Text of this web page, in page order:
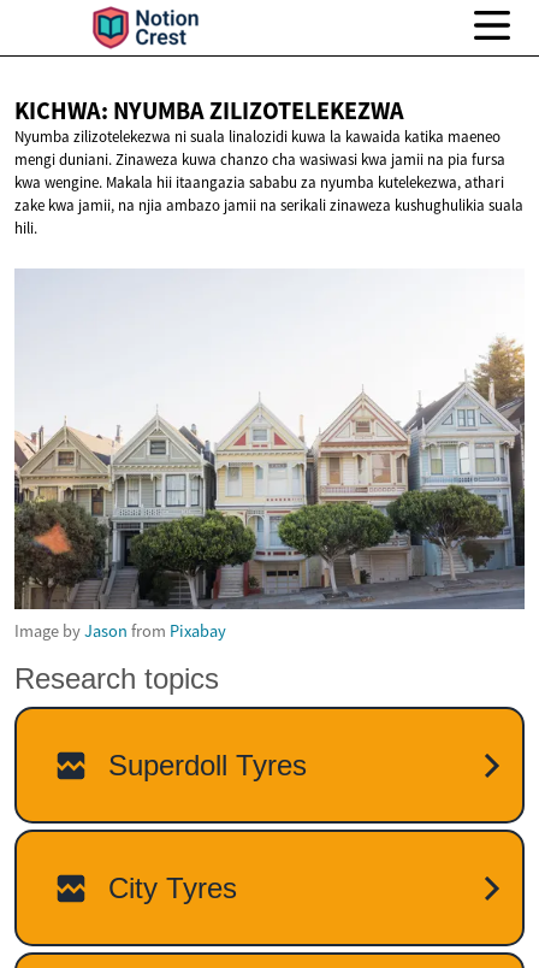
KICHWA: NYUMBAZILIZOTELEKEZWA
Nyumba zilizotelekezwa ni suala linalozidi kuwa la kawaida katika maeneo
mengi duniani. Zinaweza kuwa chanzo cha wasiwasi kwa jamii na pia fursa
kwa wengine. Makala hii itaangazia sababu za nyumba kutelekezwa, athari
zake kwa jamii, na njia ambazo jamii na serikali zinaweza kushughulikia suala
hili.
Image byJason from Pixabay